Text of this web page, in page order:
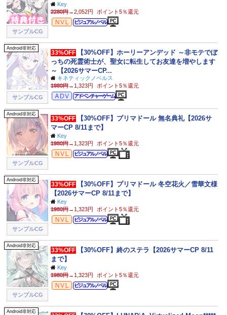
サンプルCG
Key
2280円→2,052円 ポイント5％還元
ビジュアルノベル
ビジュアルノベル
Android非対応
サンプルCG
33%OFF
【30%OFF】ホーリーアンデッド ～非モテでぼ
っちの死霊術士が、聖女に転生してお友達を増やします
～【2026サマーCP...
キネティックノベルス
1980円→1,323円 ポイント5％還元
アドベンチャー
アドベンチャーゲーム
Android非対応
サンプルCG
33%OFF
【30%OFF】プリマドール 無名典礼【2026サ
マーCP 8/11まで】
Key
1980円→1,323円 ポイント5％還元
ビジュアルノベル
ビジュアルノベル
Android非対応
サンプルCG
33%OFF
【30%OFF】プリマドール 冬空花火／雪華文様
【2026サマーCP 8/11まで】
Key
1980円→1,323円 ポイント5％還元
ビジュアルノベル
ビジュアルノベル
Android非対応
サンプルCG
33%OFF
【30%OFF】終のステラ【2026サマーCP 8/11
まで】
Key
1980円→1,323円 ポイント5％還元
ビジュアルノベル
ビジュアルノベル
Android非対応